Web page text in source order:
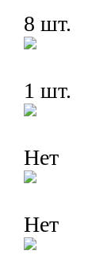
8 шт.
1 шт.
Нет
Нет